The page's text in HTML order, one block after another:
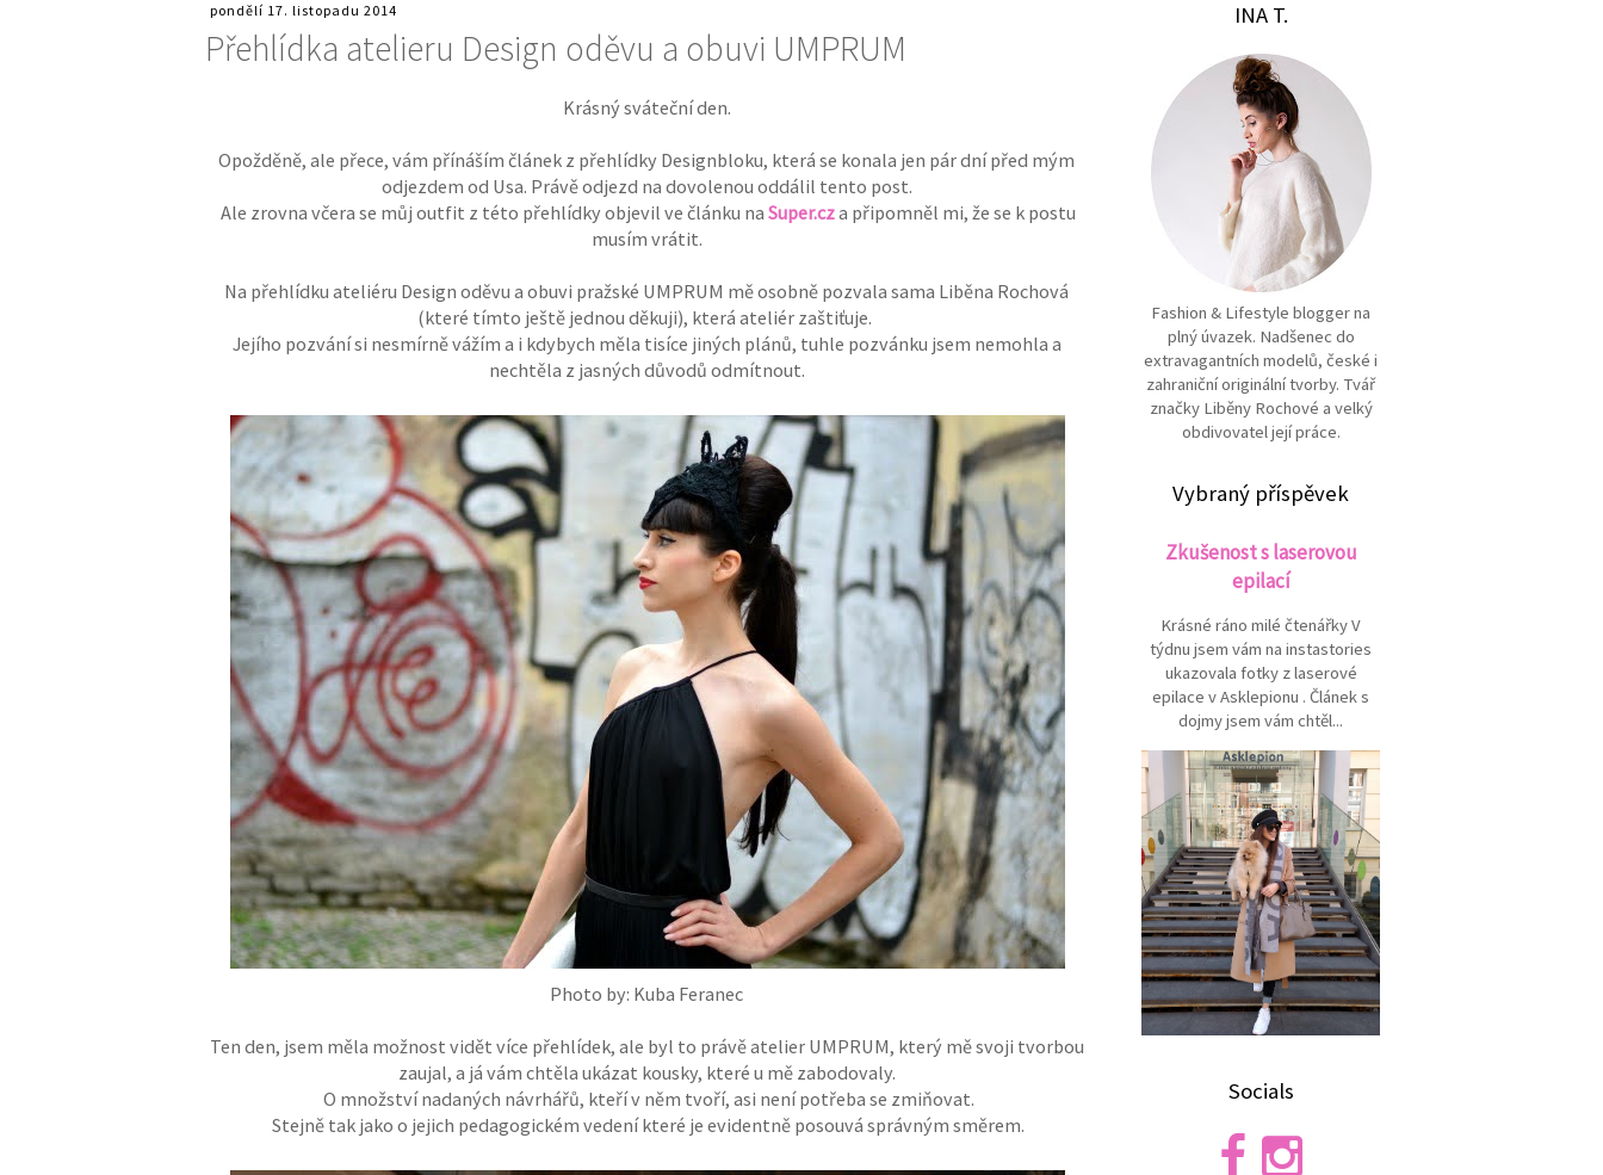
pondělí 17. listopadu 2014
Přehlídka atelieru Design oděvu a obuvi UMPRUM
Krásný sváteční den.
Opožděně, ale přece, vám přínáším článek z přehlídky Designbloku, která se konala jen pár dní před mým
odjezdem od Usa. Právě odjezd na dovolenou oddálil tento post.
Ale zrovna včera se můj outfit z této přehlídky objevil ve článku na Super.cza připomněl mi, že se k postu
musím vrátit.
Na přehlídku ateliéru Design oděvu a obuvi pražské UMPRUM mě osobně pozvala sama Liběna Rochová
(které tímto ještě jednou děkuji), která ateliér zaštiťuje.
Jejího pozvání si nesmírně vážím a i kdybych měla tisíce jiných plánů, tuhle pozvánku jsem nemohla a
nechtěla z jasných důvodů odmítnout.
Photo by: Kuba Feranec
Ten den, jsem měla možnost vidět více přehlídek, ale byl to právě atelier UMPRUM, který mě svoji tvorbou
zaujal, a já vám chtěla ukázat kousky, které u mě zabodovaly.
O množství nadaných návrhářů, kteří v něm tvoří, asi není potřeba se zmiňovat.
Stejně tak jako o jejich pedagogickém vedení které je evidentně posouvá správným směrem.
INA T.
Fashion & Lifestyle blogger na
plný úvazek. Nadšenec do
extravagantních modelů, české i
zahraniční originální tvorby. Tvář
značky Liběny Rochové a velký
obdivovatel její práce.
Vybraný příspěvek
Zkušenost s laserovou
epilací
Krásné ráno milé čtenářky V
týdnu jsem vám na instastories
ukazovala fotky z laserové
epilace v Asklepionu . Článek s
dojmy jsem vám chtěl...
Socials